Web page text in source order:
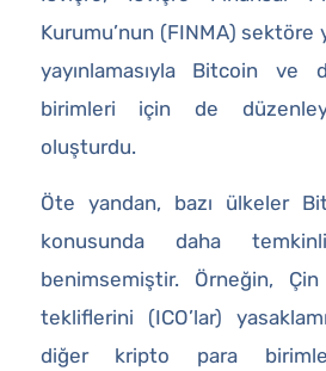
Kurumu’nun (FINMA)
yayınlamasıyla Bitcoin ve
birimleri için de
oluşturdu.
Öte yandan, bazı ülkeler
konusunda daha
benimsemiştir. Örneğin,
tekliflerini (ICO’lar)
diğer kripto para